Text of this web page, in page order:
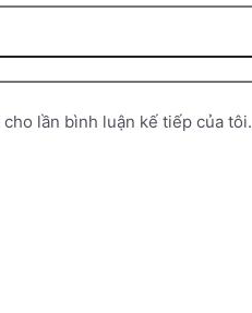
lần bình luận kế tiếp của tôi.